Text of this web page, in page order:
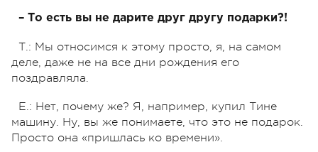
– То есть вы не дарите друг другу подарки?!
Т.: Мы относимся к этому просто, я, на самом
деле, даже не на все дни рождения его
поздравляла.
Е.: Нет, почему же? Я, например, купил Тине
машину. Ну, вы же понимаете, что это не подарок.
Просто она «пришлась ко времени».